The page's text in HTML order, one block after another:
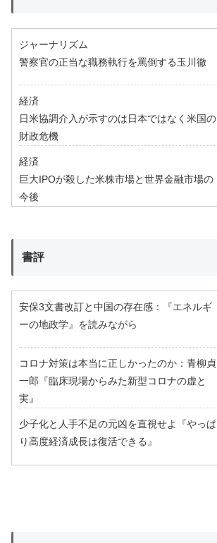
ジャーナリズム
警察官の正当な職務執行を罵倒する玉川徹
経済
日米協調介入が示すのは日本ではなく米国の
財政危機
経済
巨大IPOが殺した米株市場と世界金融市場の
今後
書評
安保3文書改訂と中国の存在感：『エネルギ
ーの地政学』を読みながら
コロナ対策は本当に正しかったのか：青柳貞
一郎『臨床現場からみた新型コロナの虚と
実』
少子化と人手不足の元凶を直視せよ『やっぱ
り高度経済成長は復活できる』